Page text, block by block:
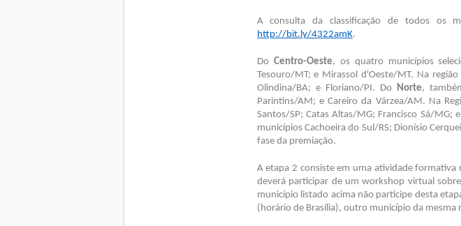
A consulta da classificação de todos os
http://bit.ly/4322amK.
Do Centro-Oeste, os quatro municípios
Tesouro/MT; e Mirassol d'Oeste/MT. Na região
Olindina/BA; e Floriano/PI. Do Norte,
Parintins/AM; e Careiro da Várzea/AM. Na
Santos/SP; Catas Altas/MG; Francisco Sá/MG;
municípios Cachoeira do Sul/RS; Dionísio
fase da premiação.
A etapa 2 consiste em uma atividade
deverá participar de um workshop virtual
município listado acima não participe desta
(horário de Brasília), outro município da mesma